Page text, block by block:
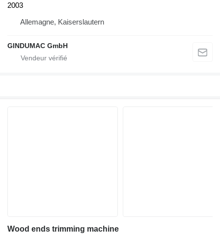
2003
Allemagne, Kaiserslautern
GINDUMAC GmbH
Wood ends trimming machine